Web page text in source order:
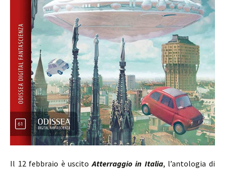
Il 12 febbraio è uscitoAtterraggio in Italia, l’antologia di